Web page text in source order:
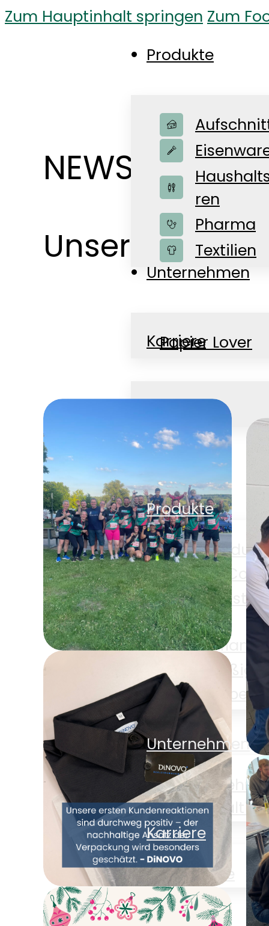
Zum Hauptinhalt springen Zum
Produkte
ren
Pharma
Textilien
Shop
Unternehmen
Papier Lover
Karriere
Kontakt
Produkte
Alle
E-
Gastro
Shop
Unternehmen
Karriere
Karriere
News
Kontakt
NEWS-BLOG
Unsere News
Sparkassen
Firmenlauf um den
Möhnesee